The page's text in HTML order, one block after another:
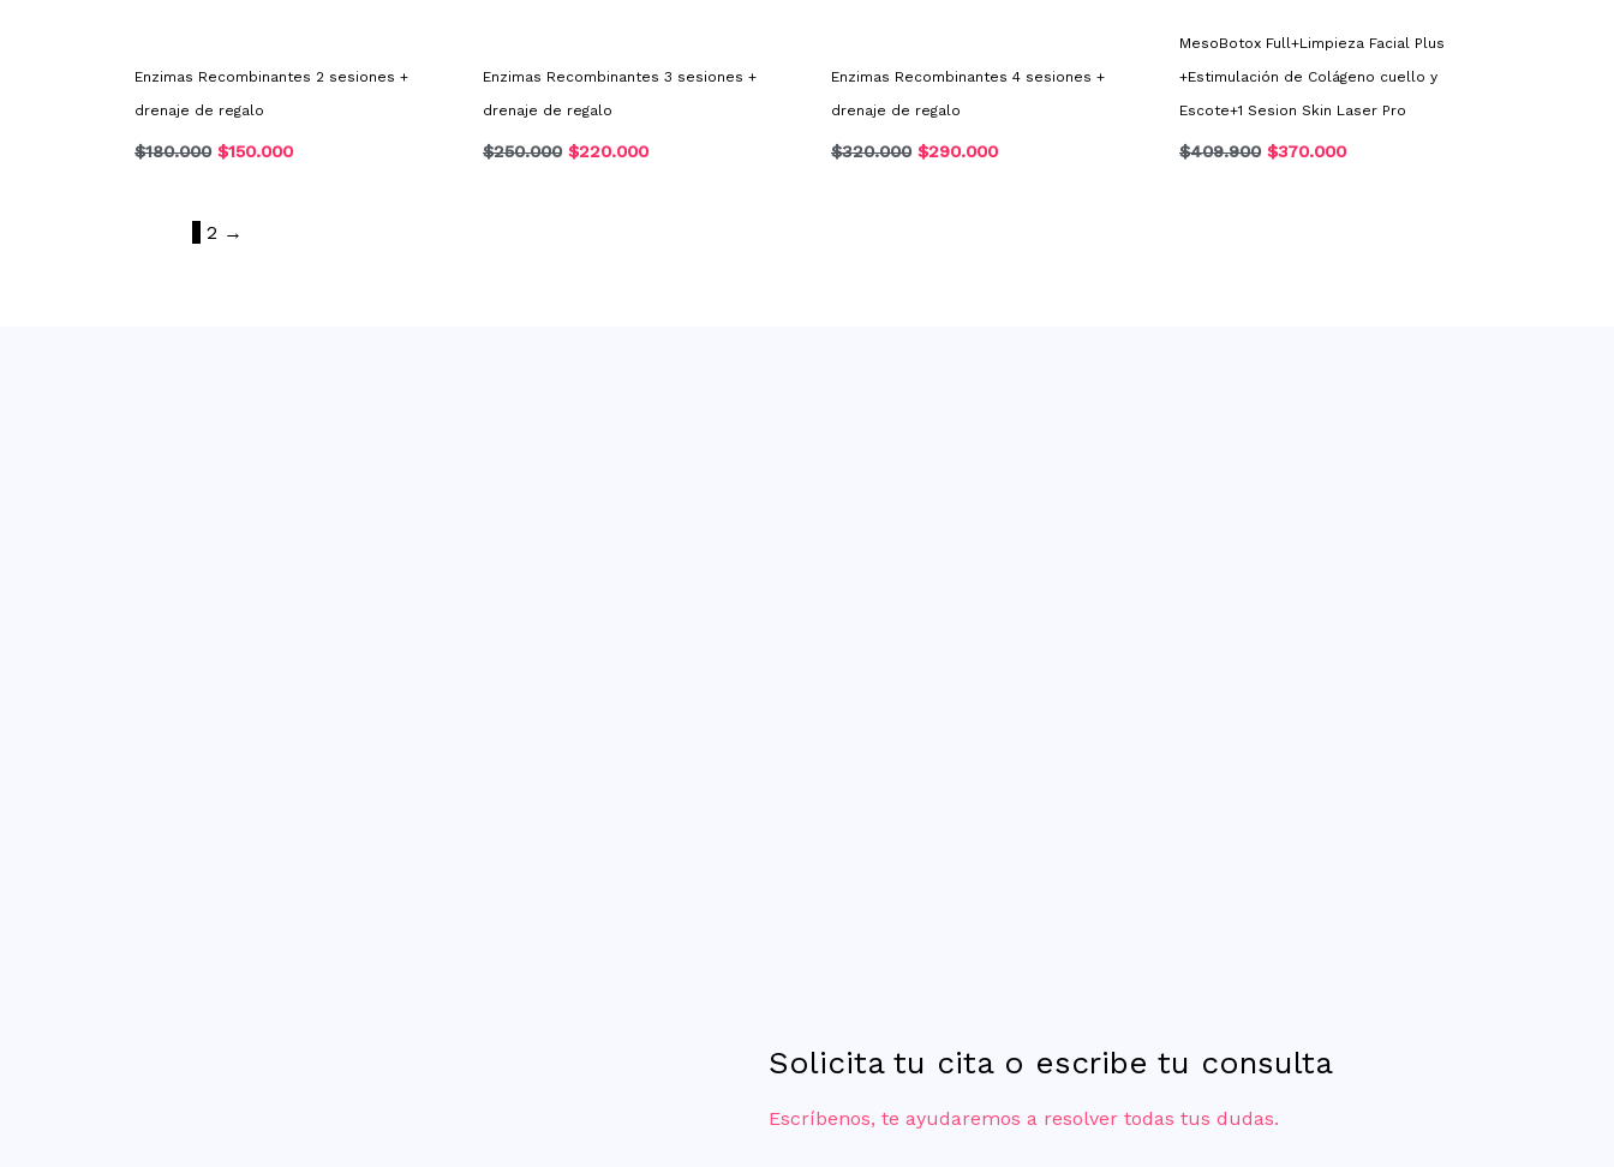
Enzimas Recombinantes 2 sesiones +
drenaje de regalo
$180.000 $150.000
Enzimas Recombinantes 3 sesiones +
drenaje de regalo
$250.000 $220.000
Enzimas Recombinantes 4 sesiones +
drenaje de regalo
$320.000 $290.000
MesoBotox Full+Limpieza Facial Plus
+Estimulación de Colágeno cuello y
Escote+1 Sesion Skin Laser Pro
$409.900 $370.000
2 →
Solicita tu cita o escribe tu consulta
Escríbenos, te ayudaremos a resolver todas tus dudas.